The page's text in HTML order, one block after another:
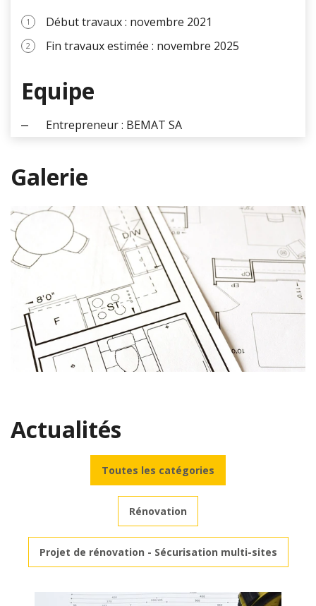
Début travaux : novembre 2021
Fin travaux estimée : novembre 2025
Equipe
Entrepreneur : BEMAT SA
Galerie
Actualités
Toutes les catégories
Rénovation
Projet de rénovation - Sécurisation multi-sites